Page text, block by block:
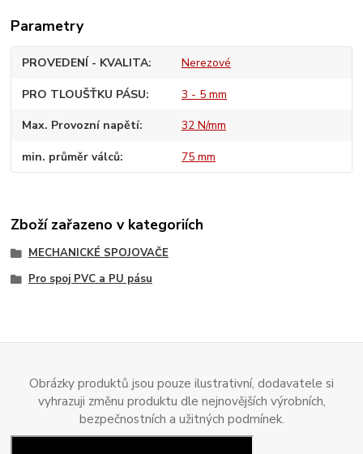
Parametry
PROVEDENÍ - KVALITA Nerezové
PRO TLOUŠŤKU PÁSU 3 - 5 mm
Max. Provozní napětí 32 N/mm
min. průměr válců 75 mm
Zboží zařazeno v kategoriích
MECHANICKÉ SPOJOVAČE
Pro spoj PVC a PU pásu
Obrázky produktů jsou pouze ilustrativní, dodavatele si
vyhrazuji změnu produktu dle nejnovějších výrobních,
bezpečnostních a užitných podmínek.